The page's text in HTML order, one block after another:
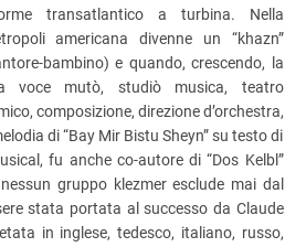
transatlantico a turbina. Nella
americana divenne un “khazn”
bambino) e quando, crescendo, la
voce mutò, studiò musica, teatro
composizione, direzione d’orchestra,
di “Bay Mir Bistu Sheyn” su testo di
fu anche co-autore di “Dos Kelbl”
gruppo klezmer esclude mai dal
stata portata al successo da Claude
in inglese, tedesco, italiano, russo,